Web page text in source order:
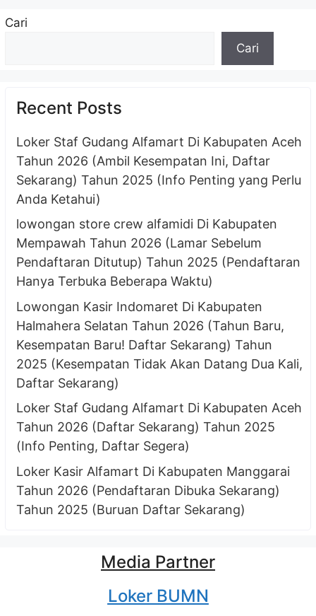
Cari
Cari
Recent Posts
Loker Staf Gudang Alfamart Di Kabupaten Aceh
Tahun 2026 (Ambil Kesempatan Ini, Daftar
Sekarang) Tahun 2025 (Info Penting yang Perlu
Anda Ketahui)
lowongan store crew alfamidi Di Kabupaten
Mempawah Tahun 2026 (Lamar Sebelum
Pendaftaran Ditutup) Tahun 2025 (Pendaftaran
Hanya Terbuka Beberapa Waktu)
Lowongan Kasir Indomaret Di Kabupaten
Halmahera Selatan Tahun 2026 (Tahun Baru,
Kesempatan Baru! Daftar Sekarang) Tahun
2025 (Kesempatan Tidak Akan Datang Dua Kali,
Daftar Sekarang)
Loker Staf Gudang Alfamart Di Kabupaten Aceh
Tahun 2026 (Daftar Sekarang) Tahun 2025
(Info Penting, Daftar Segera)
Loker Kasir Alfamart Di Kabupaten Manggarai
Tahun 2026 (Pendaftaran Dibuka Sekarang)
Tahun 2025 (Buruan Daftar Sekarang)
Media Partner
Loker BUMN